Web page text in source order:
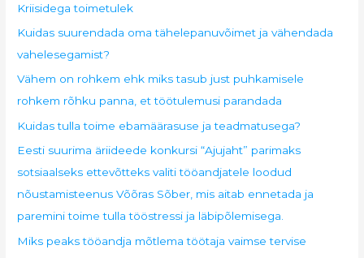
Kriisidega toimetulek
Kuidas suurendada oma tähelepanuvõimet ja vähendada
vahelesegamist?
Vähem on rohkem ehk miks tasub just puhkamisele
rohkem rõhku panna, et töötulemusi parandada
Kuidas tulla toime ebamäärasuse ja teadmatusega?
Eesti suurima äriideede konkursi “Ajujaht” parimaks
sotsiaalseks ettevõtteks valiti tööandjatele loodud
nõustamisteenus Võõras Sõber, mis aitab ennetada ja
paremini toime tulla tööstressi ja läbipõlemisega.
Miks peaks tööandja mõtlema töötaja vaimse tervise